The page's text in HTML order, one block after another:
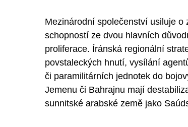
Mezinárodní společenství usiluje
schopností ze dvou hlavních
proliferace. Íránská regionální
povstaleckých hnutí, vysílání
či paramilitárních jednotek do
Jemenu či Bahrajnu mají
sunnitské arabské země jako